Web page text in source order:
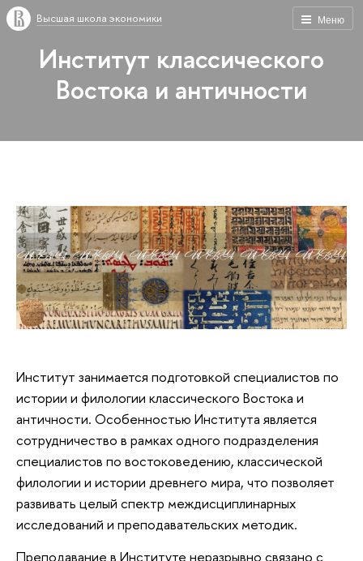
Меню
Высшая школа экономики
Институт классического
Востока и античности
Институт занимается подготовкой специалистов по
истории и филологии классического Востока и
античности. Особенностью Института является
сотрудничество в рамках одного подразделения
специалистов по востоковедению, классической
филологии и истории древнего мира, что позволяет
развивать целый спектр междисциплинарных
исследований и преподавательских методик.
Преподавание в Институте неразрывно связано с